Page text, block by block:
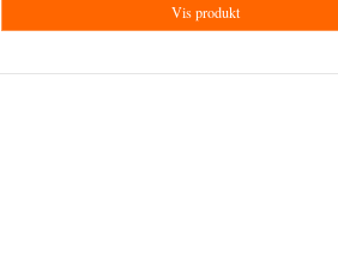
Vis produkt